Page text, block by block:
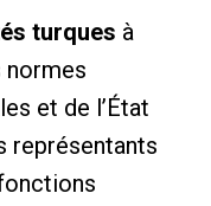
turques à
normes
et de l’État
représentants